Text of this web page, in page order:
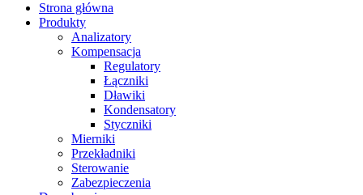
Strona główna
Produkty
Analizatory
Kompensacja
Regulatory
Łączniki
Dławiki
Kondensatory
Styczniki
Mierniki
Przekładniki
Sterowanie
Zabezpieczenia